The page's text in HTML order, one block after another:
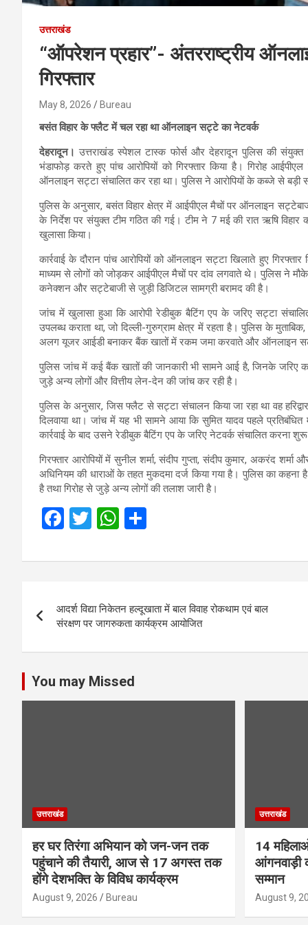
उत्तराखंड
“ऑपरेशन प्रहार”- अंतरराष्ट्रीय
गिरफ्तार
May 8, 2026 Bureau
बसंत विहार के फ्लैट में चल रहा था ऑनलाइन सट्टे का नेटवर्क
देहरादून। उत्तराखंड स्पेशल टास्क फोर्स और देहरादून पुलिस की संयुक्त
भंडाफोड़ करते हुए पांच आरोपियों को गिरफ्तार किया है। गिरोह
ऑनलाइन सट्टा संचालित कर रहा था। पुलिस ने आरोपियों के कब्जे से
पुलिस के अनुसार, बसंत विहार क्षेत्र में आईपीएल मैचों पर ऑनलाइन
के निर्देश पर संयुक्त टीम गठित की गई। टीम ने 7 मई की रात ऋषि
खुलासा किया।
कार्रवाई के दौरान पांच आरोपियों को ऑनलाइन सट्टा खिलाते हुए
माध्यम से लोगों को जोड़कर आईपीएल मैचों पर दांव लगवाते थे। पुलिस ने
कनेक्शन और सट्टेबाजी से जुड़ी डिजिटल सामग्री बरामद की है।
जांच में खुलासा हुआ कि आरोपी रेडीबुक बैटिंग एप के जरिए सट्टा
उपलब्ध कराता था, जो दिल्ली-गुरुग्राम क्षेत्र में रहता है। पुलिस के
अलग यूजर आईडी बनाकर बैंक खातों में रकम जमा करवाते और ऑनलाइन
पुलिस जांच में कई बैंक खातों की जानकारी भी सामने आई है, जिनके
जुड़े अन्य लोगों और वित्तीय लेन-देन की जांच कर रही है।
पुलिस के अनुसार, जिस फ्लैट से सट्टा संचालन किया जा रहा था वह
दिलवाया था। जांच में यह भी सामने आया कि सुमित यादव पहले
कार्रवाई के बाद उसने रेडीबुक बैटिंग एप के जरिए नेटवर्क संचालित करना
गिरफ्तार आरोपियों में सुनील शर्मा, संदीप गुप्ता, संदीप कुमार, अकरंद
अधिनियम की धाराओं के तहत मुकदमा दर्ज किया गया है। पुलिस का कहना
है तथा गिरोह से जुड़े अन्य लोगों की तलाश जारी है।
F
ce
o
o
k
T
tt
W
at
A
p
p
ar
navigation
आदर्श विद्या निकेतन हल्दूखाता में बाल विवाह रोकथाम एवं बाल
संरक्षण पर जागरुकता कार्यक्रम आयोजित
You may Missed
उत्तराखंड
हर घर तिरंगा अभियान को जन-जन तक
पहुंचाने की तैयारी, आज से 17 अगस्त तक
होंगे देशभक्ति के विविध कार्यक्रम
August 9, 2026 Bureau
उत्तराखंड
14
आंगनवाड़ी
सम्मान
August 9,